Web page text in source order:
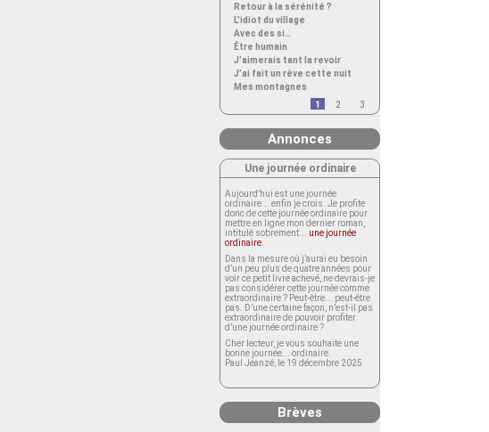
Retour à la sérénité ?
L’idiot du village
Avec des si…
Être humain
J’aimerais tant la revoir
J’ai fait un rêve cette nuit
Mes montagnes
1
2 3
Annonces
Une journée ordinaire
Aujourd’hui est une journée
ordinaire... enfin je crois. Je profite
donc de cette journée ordinaire pour
mettre en ligne mon dernier roman,
intitulé sobrement... une journée
ordinaire
Dans la mesure où j’aurai eu besoin
d’un peu plus de quatre années pour
voir ce petit livre achevé, ne devrais-je
pas considérer cette journée comme
extraordinaire ? Peut-être... peut-être
pas. D’une certaine façon, n’est-il pas
extraordinaire de pouvoir profiter
d’une journée ordinaire ?
Cher lecteur, je vous souhaite une
bonne journée... ordinaire.
Paul Jeanzé, le 19 décembre 2025
Brèves